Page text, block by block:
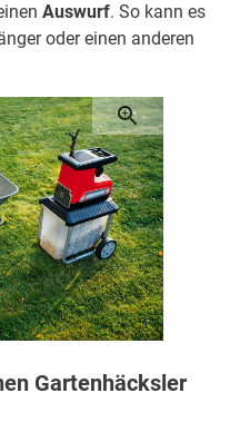
Auswurf. So kann es
oder einen anderen
Gartenhäcksler